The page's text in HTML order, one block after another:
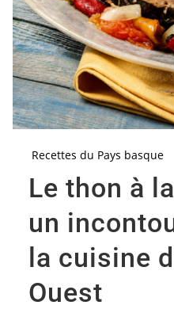
Recettes du Pays basque
Le thon à
un
la cuisine
Ouest